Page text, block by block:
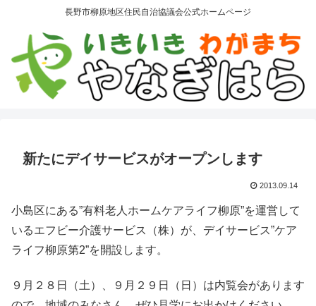
長野市柳原地区住民自治協議会公式ホームページ
新たにデイサービスがオープンします
2013.09.14
小島区にある”有料老人ホームケアライフ柳原”を運営して
いるエフビー介護サービス（株）が、デイサービス”ケア
ライフ柳原第2”を開設します。
９月２８日（土）、９月２９日（日）は内覧会があります